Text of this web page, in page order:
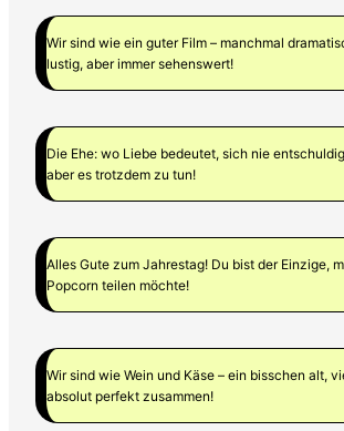
Wir sind wie ein guter Film – manchmal
lustig, aber immer sehenswert!
Die Ehe: wo Liebe bedeutet, sich nie
aber es trotzdem zu tun!
Alles Gute zum Jahrestag! Du bist der Einzige,
Popcorn teilen möchte!
Wir sind wie Wein und Käse – ein bisschen alt,
absolut perfekt zusammen!